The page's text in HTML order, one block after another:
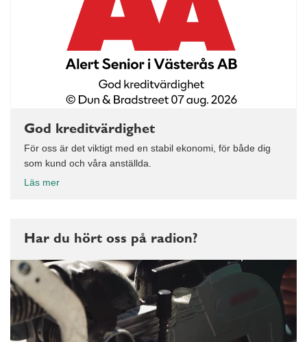
God kreditvärdighet
För oss är det viktigt med en stabil ekonomi, för både dig
som kund och våra anställda.
Läs mer
Har du hört oss på radion?